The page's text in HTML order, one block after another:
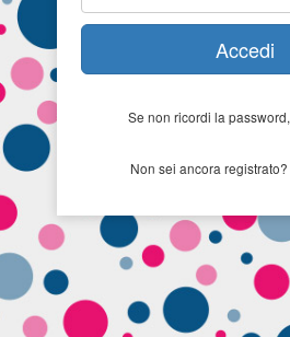
Accedi
Se non ricordi la password,
Non sei ancora registrato?